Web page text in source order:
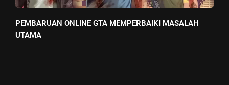
PEMBARUAN ONLINE GTA MEMPERBAIKI MASALAH
UTAMA